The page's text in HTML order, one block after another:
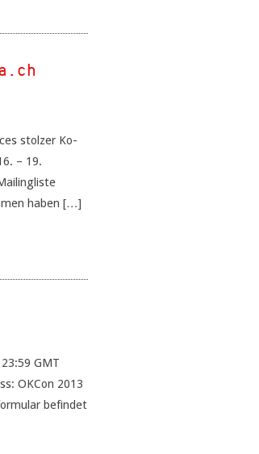
stolzer Ko-
– 19.
haben […]
GMT
OKCon 2013
befindet